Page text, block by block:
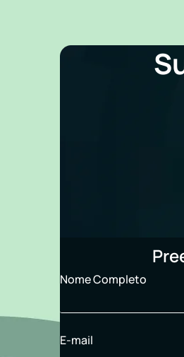
Nome Completo
E-mail